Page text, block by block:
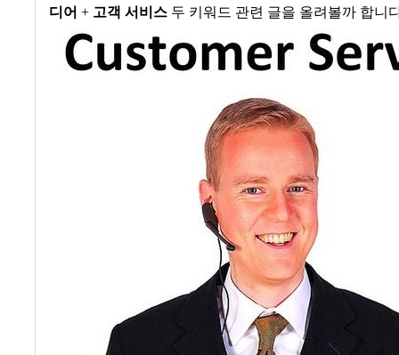
디어 + 고객 서비스 두 키워드 관련 글을 올려볼까 합니